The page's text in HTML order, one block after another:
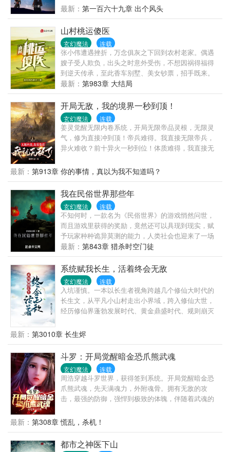
最新： 第一百六十九章 出个风头
山村桃运傻医
玄幻魔法 连载
张小伟遭遇挫折，万念俱灰之下回到农村老家。偶遇
嫂子受人欺负，出头之时意外受伤，不想因祸得福得
到逆天传承，至此香车别墅、美女钞票，招手既来。
最新： 第983章 大结局
开局无敌，我的境界一秒到顶！
玄幻魔法 连载
姜灵觉醒无限内卷系统，开局无限帝品灵根，无限灵
气，修为直接冲到顶！帝兵难得。我直接无限帝兵，
异火难收？前十异火一秒到位！体质难得，我直接无
最新： 第913章 你的事情，真以为我不知道吗？
我在民俗世界那些年
玄幻魔法 连载
不知何时，一款名为《民俗世界》的游戏悄然问世，
而且游戏里获得的奖励，竟然还可以具现到现实，赋
予玩家种种诡异莫测的能力，人类社会也迎来了一场
前所未有的变革。星辰轮转，时光依旧，新的时代如
约而临，那些隐藏在钢筋线缆下的古老历史，也终于
迎来破茧重生之日，开启了一场全民冒险的大航海时
代！
最新： 第843章 猎杀时空门徒
系统赋我长生，活着终会无敌
玄幻魔法 连载
入坑谨慎。一本以长生者视角跨越几个修仙大时代的
长生文，从平凡小山村走出小界域，跨入修仙大世，
经历修仙界蓬勃发展时代、黄金鼎盛时代、规则崩灭
到浩瀚无垠的修仙界，觉醒长生系统，竟然还送了一
头长生灵兽为伴。我陈浔对打打杀杀没有兴趣，也不
想招惹任何人，只想带着老牛看遍世间繁华。一个不
经意，他露出了腰间的三把开山斧，又一个不经意，
露出了那十六块腹肌。他缓缓戴上了悍匪头套，露出
阴沉微笑：“我陈浔和老牛最讲道理。”整个诸天万界颤
抖了，他套……套上了。一个炼气期的火球术突然被
激发，像是被加成了数千上万倍，无尽业火燃尽天
出第三把开山斧。”—尼古拉斯悍匪，陈浔。
最新： 第3010章 长生烬
斗罗：开局觉醒暗金恐爪熊武魂
玄幻魔法 连载
周浩穿越斗罗世界，获得签到系统。开局觉醒暗金恐
爪熊武魂，先天满魂力，外附魂骨。拥有无敌的攻
击，最强的防御，强悍到极致的体魄，伴随着武魂的
步走向巅峰！！！
最新： 第308章 慌乱，杀机！
都市之神医下山